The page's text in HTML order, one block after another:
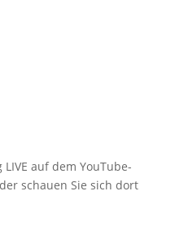
auf dem YouTube-
schauen Sie sich dort